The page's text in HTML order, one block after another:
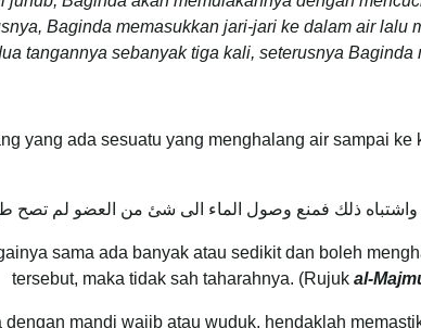
Baginda memasukkan jari-jari ke dalam air lalu
tangannya sebanyak tiga kali, seterusnya
yang ada sesuatu yang menghalang air sampai
ذلك فمنع وصول الماء الى شئ من العضو لم تصح
sama ada banyak atau sedikit dan boleh
tersebut, maka tidak sah taharahnya. (Rujuk al-
mandi wajib atau wuduk, hendaklah